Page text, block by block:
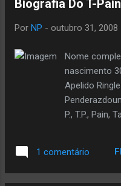
Biografia Do T-Pain
Por NP - outubro 31, 2008
Nome
nascimento
Apelido
P., T.P., Pain,
Crunk & B
musical
1 comentário